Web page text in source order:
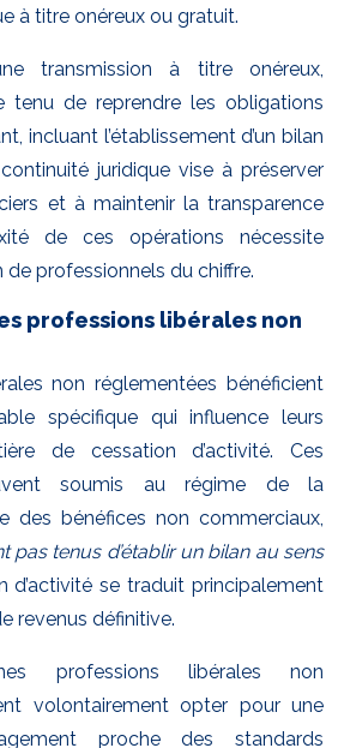
à titre onéreux ou gratuit.
transmission à titre onéreux,
tenu de reprendre les obligations
incluant l’établissement d’un bilan
juridique vise à préserver
et à maintenir la transparence
de ces opérations nécessite
de professionnels du chiffre.
professions libérales non
non réglementées bénéficient
spécifique qui influence leurs
de cessation d’activité. Ces
soumis au régime de la
des bénéfices non commerciaux,
pas tenus d’établir un bilan au sens
d’activité se traduit principalement
revenus définitive.
professions libérales non
volontairement opter pour une
proche des standards